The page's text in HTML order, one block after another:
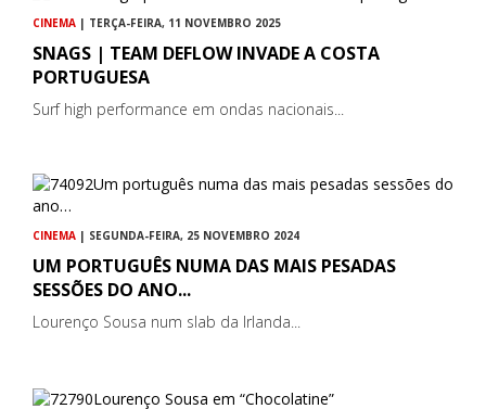
CINEMA | TERÇA-FEIRA, 11 NOVEMBRO 2025
SNAGS | TEAM DEFLOW INVADE A COSTA
PORTUGUESA
Surf high performance em ondas nacionais...
CINEMA | SEGUNDA-FEIRA, 25 NOVEMBRO 2024
UM PORTUGUÊS NUMA DAS MAIS PESADAS
SESSÕES DO ANO...
Lourenço Sousa num slab da Irlanda...